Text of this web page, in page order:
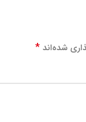
شده‌اند *